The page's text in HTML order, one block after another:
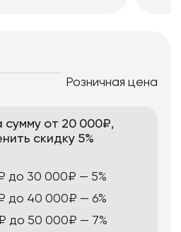
Розничная цена
сумму от 20 000₽,
скидку 5%
до 30 000₽ — 5%
до 40 000₽ — 6%
до 50 000₽ — 7%